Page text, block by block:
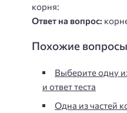
корня:
Ответ на вопрос:
Похожие
Выберите одну
и ответ теста
Одна из частей